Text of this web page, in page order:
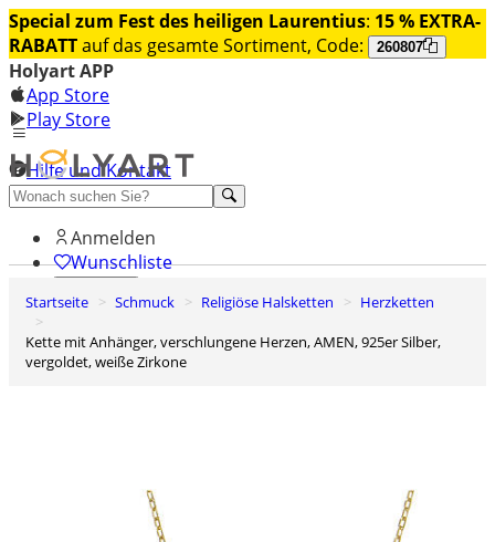
Special zum Fest des heiligen Laurentius: 15 % EXTRA-
RABATTauf das gesamte Sortiment, Code: 260807
Holyart APP
App Store
Play Store
Hilfe und Kontakt
Entdecken Sie Premium
Anmelden
Wunschliste
0
Startseite Schmuck Religiöse Halsketten
Herzketten
Kette mit Anhänger, verschlungene Herzen, AMEN, 925er Silber,
vergoldet, weiße Zirkone